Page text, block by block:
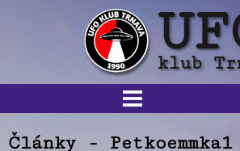
Články - Petkoemmka1